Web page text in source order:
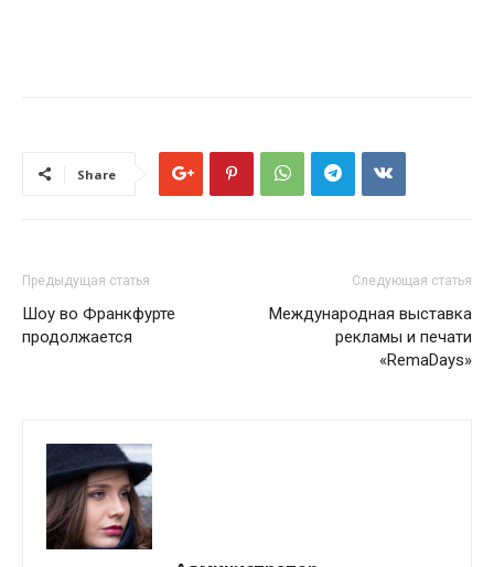
Share
Предыдущая статья
Шоу во Франкфурте
продолжается
Следующая статья
Международная выставка
рекламы и печати
«RemaDays»